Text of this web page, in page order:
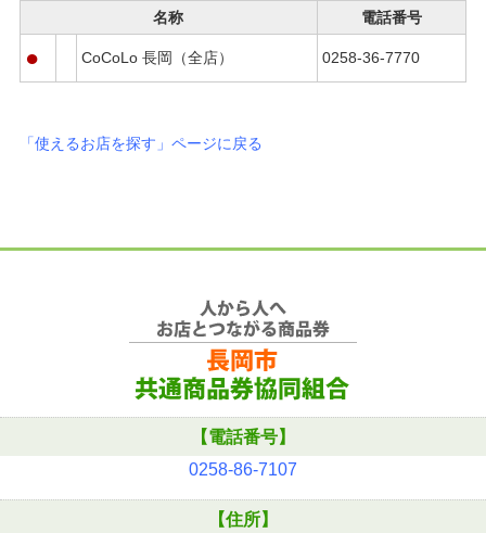
名称 電話番号
● CoCoLo 長岡（全店） 0258-36-7770
「使えるお店を探す」ページに戻る
【電話番号】
0258-86-7107
【住所】